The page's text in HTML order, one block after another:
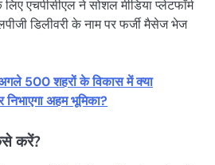
एचपीसीएल ने सोशल मीडिया प्लेटफॉर्म
डिलीवरी के नाम पर फर्जी मैसेज भेज
500 शहरों के विकास में क्या
अहम भूमिका?
करें?